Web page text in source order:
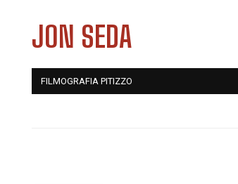
JON SEDA
FILMOGRAFIA PITIZZO